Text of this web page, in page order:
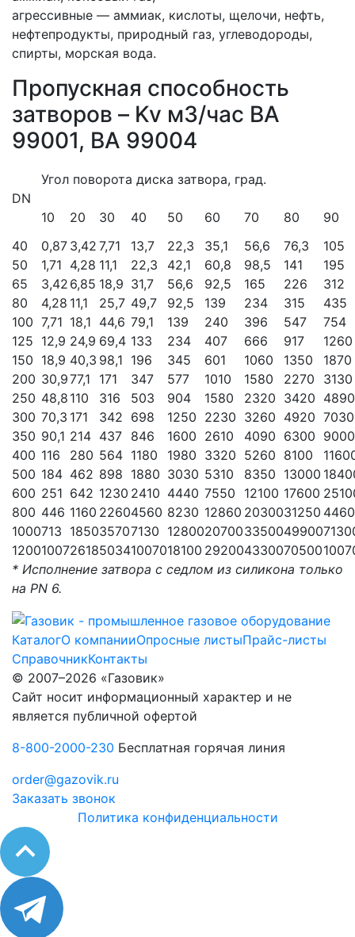
агрессивные — аммиак, кислоты, щелочи, нефть,
нефтепродукты, природный газ, углеводороды,
спирты, морская вода.
Пропускная способность
затворов – Kv м3/час ВА
99001, ВА 99004
DN
Угол поворота диска затвора, град.
10 20 30 40 50 60 70 80
90
40
0,87 3,42 7,71 13,7 22,3 35,1 56,6 76,3
105
50
1,71 4,28 11,1 22,3 42,1 60,8 98,5 141
195
65
3,42 6,85 18,9 31,7 56,6 92,5 165 226
312
80
4,28 11,1 25,7 49,7 92,5 139 234 315
435
100 7,71 18,1 44,6 79,1 139 240 396 547
754
125 12,9 24,9 69,4 133 234 407 666 917
1260
150 18,9 40,3 98,1 196 345 601 1060 1350
1870
200 30,977,1 171 347 577 1010 1580 2270
3130
250 48,8 110 316 503 904 1580 2320 3420 4890
300 70,3 171 342 698 1250 2230 3260 4920 7030
350 90,1 214 437 846 1600 2610 4090 6300 9000
400 116 280 564 1180 1980 3320 5260 8100
500 184 462 898 1880 3030 5310 8350 13000
600 251 642 1230 2410 4440 7550 12100 17600
800 446 1160 22604560 8230 12860 2030031250
1000713 185035707130 12800207003350049900
12001007261850341007018100 292004330070500
* Исполнение затвора с седлом из силикона только
на PN 6.
КаталогО компанииОпросные листыПрайс-листы
СправочникКонтакты
© 2007–2026 «Газовик»
Сайт носит информационный характер и не
является публичной офертой
8-800-2000-230 Бесплатная горячая линия
order@gazovik.ru
Заказать звонок
Политика конфиденциальности